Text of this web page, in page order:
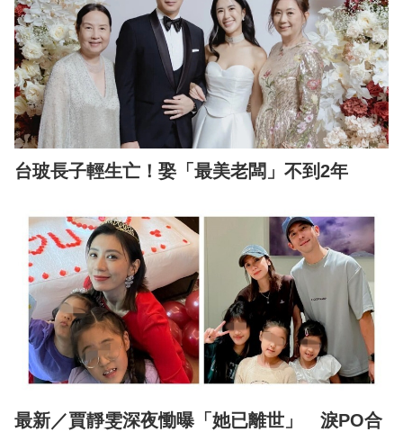
台玻長子輕生亡！娶「最美老闆」不到2年
最新／賈靜雯深夜慟曝「她已離世」 淚PO合